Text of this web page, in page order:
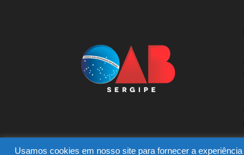
Usamos cookies em nosso site para fornecer a